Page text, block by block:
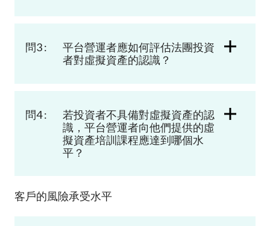
問3 :
平台營運者應如何評估法團投資
者對虛擬資產的認識？
問4 :
若投資者不具備對虛擬資產的認
識，平台營運者向他們提供的虛
擬資產培訓課程應達到哪個水
平？
客戶的風險承受水平